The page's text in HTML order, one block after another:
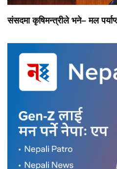
संसदमा कृषिमन्त्रीले भने– मल